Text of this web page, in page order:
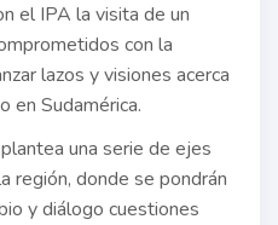
el IPA la visita de un
con la
lazos y visiones acerca
en Sudamérica.
una serie de ejes
región, donde se pondrán
y diálogo cuestiones